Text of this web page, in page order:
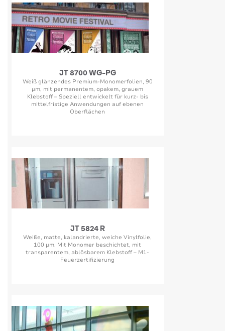
JT 8700 WG-PG
Weiß glänzendes Premium-Monomerfolien, 90
µm, mit permanentem, opakem, grauem
Klebstoff – Speziell entwickelt für kurz- bis
mittelfristige Anwendungen auf ebenen
Oberflächen
JT 5824 R
Weiße, matte, kalandrierte, weiche Vinylfolie,
100 µm. Mit Monomer beschichtet, mit
transparentem, ablösbarem Klebstoff – M1-
Feuerzertifizierung